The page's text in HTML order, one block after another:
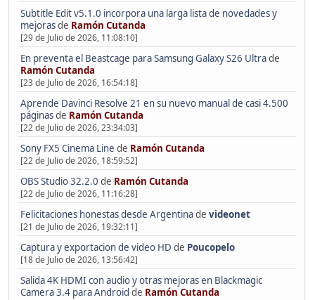
Subtitle Edit v5.1.0 incorpora una larga lista de novedades y
mejorasde Ramón Cutanda
[29 de Julio de 2026, 11:08:10]
En preventa el Beastcage para Samsung Galaxy S26 Ultrade
Ramón Cutanda
[23 de Julio de 2026, 16:54:18]
Aprende Davinci Resolve 21 en su nuevo manual de casi 4.500
páginasde Ramón Cutanda
[22 de Julio de 2026, 23:34:03]
Sony FX5 Cinema Line de Ramón Cutanda
[22 de Julio de 2026, 18:59:52]
OBS Studio 32.2.0 de Ramón Cutanda
[22 de Julio de 2026, 11:16:28]
Felicitaciones honestas desde Argentinade videonet
[21 de Julio de 2026, 19:32:11]
Captura y exportacion de video HD de Poucopelo
[18 de Julio de 2026, 13:56:42]
Salida 4K HDMI con audio y otras mejoras en Blackmagic
Camera 3.4 para Android de Ramón Cutanda